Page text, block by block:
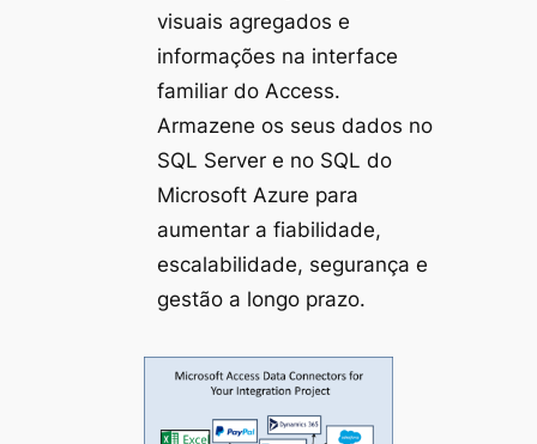
visuais agregados e
informações na interface
familiar do Access.
Armazene os seus dados no
SQL Server e no SQL do
Microsoft Azure para
aumentar a fiabilidade,
escalabilidade, segurança e
gestão a longo prazo.